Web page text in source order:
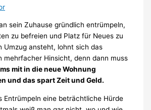
sein Zuhause gründlich entrümpeln,
zu befreien und Platz für Neues zu
Umzug ansteht, lohnt sich das
mehrfacher Hinsicht, denn dann muss
mit in die neue Wohnung
und das spart Zeit und Geld.
Entrümpeln eine beträchtliche Hürde